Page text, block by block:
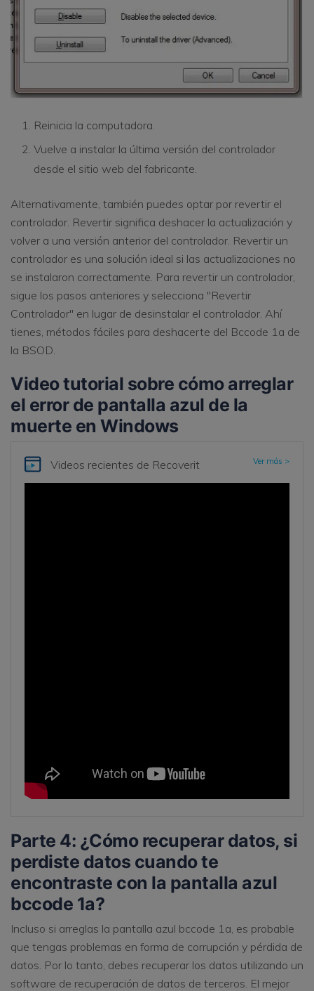
Reinicia la computadora.
Vuelve a instalar la última versión del controlador
desde el sitio web del fabricante.
Alternativamente, también puedes optar por revertir el
controlador. Revertir significa deshacer la actualización y
volver a una versión anterior del controlador. Revertir un
controlador es una solución ideal si las actualizaciones no
se instalaron correctamente. Para revertir un controlador,
sigue los pasos anteriores y selecciona "Revertir
Controlador" en lugar de desinstalar el controlador. Ahí
tienes, métodos fáciles para deshacerte del Bccode 1a de
la BSOD.
Video tutorial sobre cómo arreglar
el error de pantalla azul de la
muerte en Windows
Videos recientes de Recoverit Ver más >
Parte 4: ¿Cómo recuperar datos, si
perdiste datos cuando te
encontraste con la pantalla azul
bccode 1a?
Incluso si arreglas la pantalla azul bccode 1a, es probable
que tengas problemas en forma de corrupción y pérdida de
datos. Por lo tanto, debes recuperar los datos utilizando un
software de recuperación de datos de terceros. El mejor